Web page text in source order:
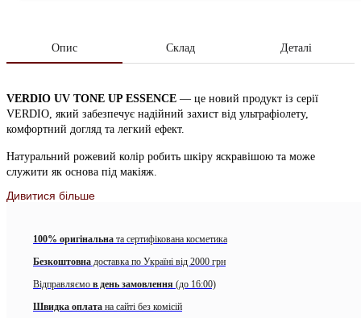
Опис Склад Деталі
VERDIO UV TONE UP ESSENCE — це новий продукт із серії
VERDIO, який забезпечує надійний захист від ультрафіолету,
комфортний догляд та легкий ефект.
Натуральний рожевий колір робить шкіру яскравішою та може
служити як основа під макіяж.
UV-фільтри : Zinc Oxide, Octinoxate, Titanium Dioxide & Uvinul A
・Трояндовий колір пригнічує темні ділянки шкіри
・Дрібні перлинні пудри покривають тьмяність і нерівності шкіри
Дивитися більше
100% оригінальна та сертифікована косметика
Безкоштовна доставка по Україні від 2000 грн
Відправляємо в день замовлення (до 16:00)
Швидка оплата на сайті без комісій